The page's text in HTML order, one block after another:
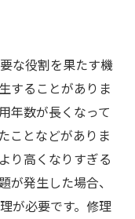
な役割を果たす機
することがありま
年数が長くなって
ことなどがありま
り高くなりすぎる
が発生した場合、
が必要です。修理